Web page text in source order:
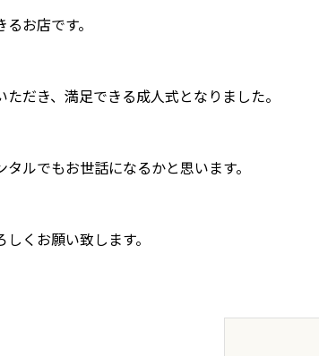
お店です。
だき、満足できる成人式となりました。
ルでもお世話になるかと思います。
くお願い致します。